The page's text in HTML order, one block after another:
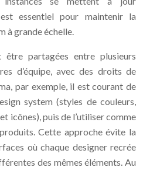
essentiel pour maintenir la
à grande échelle.
être partagées entre plusieurs
d’équipe, avec des droits de
par exemple, il est courant de
system (styles de couleurs,
icônes), puis de l’utiliser comme
Cette approche évite la
où chaque designer recrée
des mêmes éléments. Au